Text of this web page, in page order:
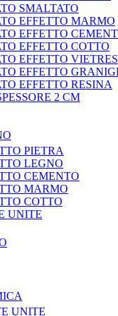
SMALTATO
EFFETTO MARMO
EFFETTO
EFFETTO COTTO
EFFETTO
EFFETTO
EFFETTO RESINA
2 CM
PIETRA
LEGNO
CEMENTO
MARMO
COTTO
UNITE
UNITE